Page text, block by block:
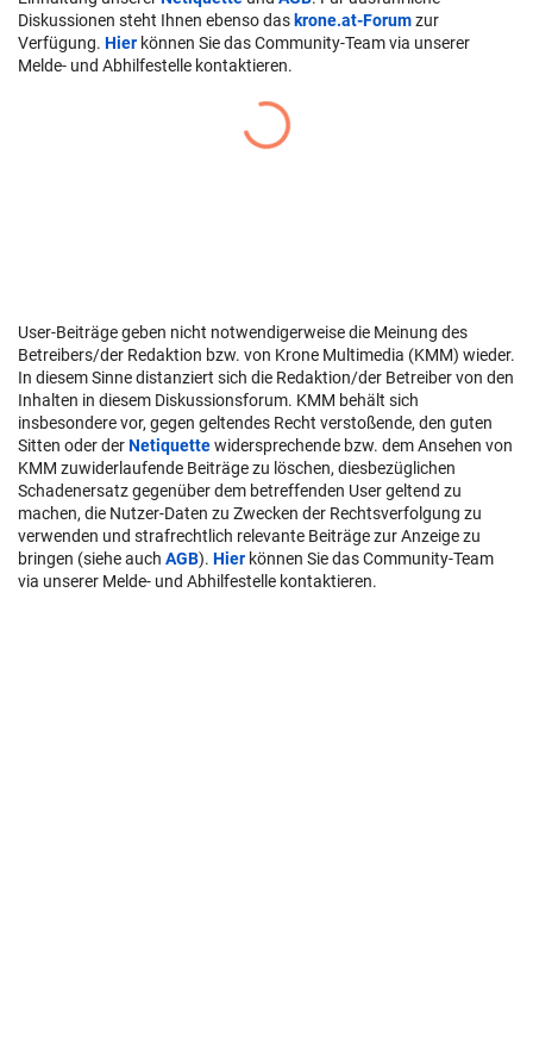
Diskussionen steht Ihnen ebenso das krone.at-Forumzur
Verfügung. Hier können Sie das Community-Team via unserer
Melde- und Abhilfestelle kontaktieren.
User-Beiträge geben nicht notwendigerweise die Meinung des
Betreibers/der Redaktion bzw. von Krone Multimedia (KMM) wieder.
In diesem Sinne distanziert sich die Redaktion/der Betreiber von den
Inhalten in diesem Diskussionsforum. KMM behält sich
insbesondere vor, gegen geltendes Recht verstoßende, den guten
Sitten oder derNetiquettewidersprechende bzw. dem Ansehen von
KMM zuwiderlaufende Beiträge zu löschen, diesbezüglichen
Schadenersatz gegenüber dem betreffenden User geltend zu
machen, die Nutzer-Daten zu Zwecken der Rechtsverfolgung zu
verwenden und strafrechtlich relevante Beiträge zur Anzeige zu
bringen (siehe auch AGB). Hier können Sie das Community-Team
via unserer Melde- und Abhilfestelle kontaktieren.